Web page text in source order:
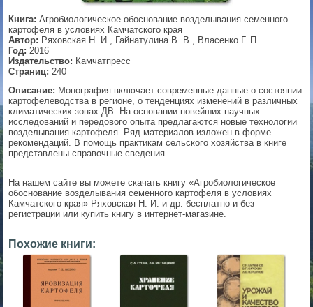
Книга: Агробиологическое обоснование возделывания семенного
картофеля в условиях Камчатского края
Автор: Ряховская Н. И., Гайнатулина В. В., Власенко Г. П.
Год: 2016
Издательство: Камчатпресс
Страниц: 240
Описание: Монография включает современные данные о состоянии
картофелеводства в регионе, о тенденциях изменений в различных
климатических зонах ДВ. На основании новейших научных
исследований и передового опыта предлагаются новые технологии
возделывания картофеля. Ряд материалов изложен в форме
рекомендаций. В помощь практикам сельского хозяйства в книге
представлены справочные сведения.
На нашем сайте вы можете скачать книгу «Агробиологическое
обоснование возделывания семенного картофеля в условиях
Камчатского края» Ряховская Н. И. и др. бесплатно и без
регистрации или купить книгу в интернет-магазине.
Похожие книги:
▼
▼